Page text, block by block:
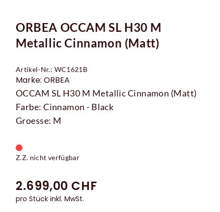
ORBEA OCCAM SL H30 M
Metallic Cinnamon (Matt)
Artikel-Nr.: WC1621B
Marke: ORBEA
OCCAM SL H30 M Metallic Cinnamon (Matt)
Farbe: Cinnamon - Black
Groesse: M
Z.Z. nicht verfügbar
2.699,00 CHF
pro Stück inkl. MwSt.